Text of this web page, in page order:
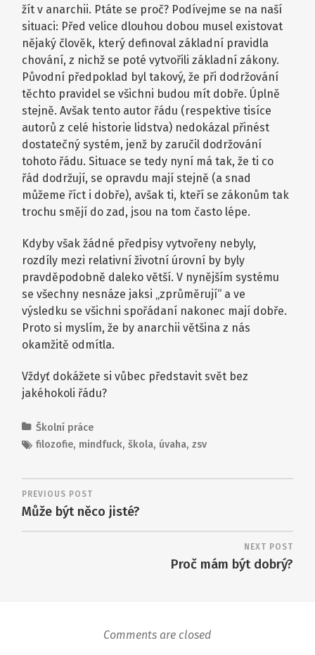
žít v anarchii. Ptáte se proč? Podívejme se na naší
situaci: Před velice dlouhou dobou musel existovat
nějaký člověk, který definoval základní pravidla
chování, z nichž se poté vytvořili základní zákony.
Původní předpoklad byl takový, že při dodržování
těchto pravidel se všichni budou mít dobře. Úplně
stejně. Avšak tento autor řádu (respektive tisíce
autorů z celé historie lidstva) nedokázal přinést
dostatečný systém, jenž by zaručil dodržování
tohoto řádu. Situace se tedy nyní má tak, že ti co
řád dodržují, se opravdu mají stejně (a snad
můžeme říct i dobře), avšak ti, kteří se zákonům tak
trochu smějí do zad, jsou na tom často lépe.
Kdyby však žádné předpisy vytvořeny nebyly,
rozdíly mezi relativní životní úrovní by byly
pravděpodobně daleko větší. V nynějším systému
se všechny nesnáze jaksi „zprůměrují“ a ve
výsledku se všichni spořádaní nakonec mají dobře.
Proto si myslím, že by anarchii většina z nás
okamžitě odmítla.
Vždyť dokážete si vůbec představit svět bez
jakéhokoli řádu?
Školní práce
filozofie, mindfuck,škola, úvaha,zsv
PREVIOUS POST
Může být něco jisté?
NEXT POST
Proč mám být dobrý?
Comments are closed